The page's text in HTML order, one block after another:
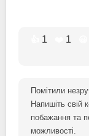
1 1
Помітили
Напишіть свій
побажання та
можливості.